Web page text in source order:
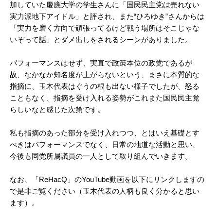
加していた慶應大学の学生さんに「国民民主党は売れない
実力派地下アイドル」と評され、また“ひろゆき”さんからは
「実力を磨く方向で頑張ってるけど戦う場所はそこじゃな
いぞって話」とダメ出しをされるシーンがありました。
パフォーマンスはせず、実直で政策本位の政党であるが
故、なかなか知名度が上がらないという、まさに本質的な
指摘に、玉木代表はぐうの根も出ない様子でしたが、怒る
こともなく、指摘を受け入れる姿勢がこれまた国民民主党
らしいなと感じた次第です。
私も指摘のあった部分を受け入れつつ、とはいえ基礎とす
べきはパフォーマンスでなく、日常の地道な活動と思い、
今後も同党所属議員の一人として取り組んでいきます。
なお、「ReHacQ」のYouTube動画を以下にリンクしますの
で是非ご覧ください（玉木代表の人柄も良く分かると思い
ます）。